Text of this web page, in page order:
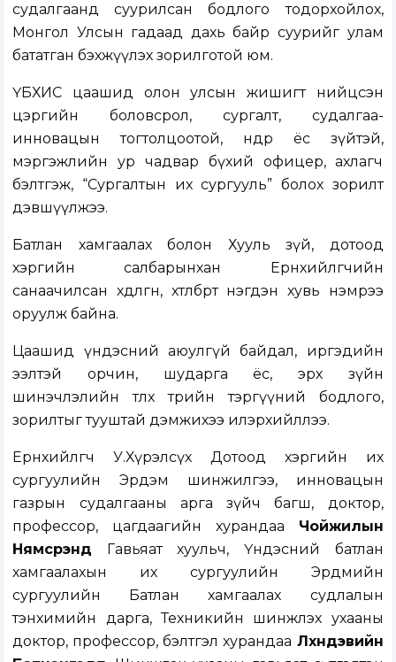
судалгаанд суурилсан бодлого тодорхойлох,
Монгол Улсын гадаад дахь байр суурийг улам
бататган бэхжүүлэх зорилготой юм.
ҮБХИС цаашид олон улсын жишигт нийцсэн
цэргийн боловсрол, сургалт, судалгаа-
инновацын тогтолцоотой, өндөр ёс зүйтэй,
мэргэжлийн ур чадвар бүхий офицер, ахлагч
бэлтгэж, “Сургалтын их сургууль” болох зорилт
дэвшүүлжээ.
Батлан хамгаалах болон Хууль зүй, дотоод
хэргийн салбарынхан Ерөнхийлөгчийн
санаачилсан хөдөлгөөн, хөтөлбөрт нэгдэн хувь нэмрээ
оруулж байна.
Цаашид үндэсний аюулгүй байдал, иргэдийн
ээлтэй орчин, шударга ёс, эрх зүйн
шинэчлэлийн төлөөх төрийн тэргүүний бодлого,
зорилтыг тууштай дэмжихээ илэрхийллээ.
Ерөнхийлөгч У.Хүрэлсүх Дотоод хэргийн их
сургуулийн Эрдэм шинжилгээ, инновацын
газрын судалгааны арга зүйч багш, доктор,
профессор, цагдаагийн хурандаа Чойжилын
Нямсүрэнд Гавьяат хуульч, Үндэсний батлан
хамгаалахын их сургуулийн Эрдмийн
сургуулийн Батлан хамгаалах судлалын
тэнхимийн дарга, Техникийн шинжлэх ухааны
доктор, профессор, бэлтгэл хурандаа Лхүндэвийн